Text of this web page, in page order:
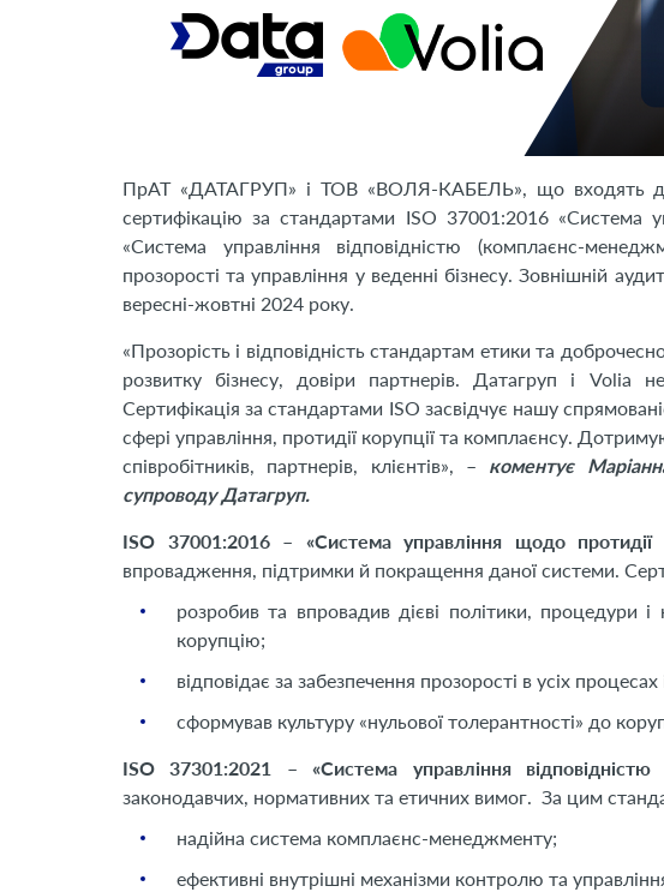
ПрАТ «ДАТАГРУП» і ТОВ «ВОЛЯ-КАБЕЛЬ», що входять
сертифікацію за стандартами ISO 37001:2016 «Система
«Система управління відповідністю (комплаєнс-
прозорості та управління у веденні бізнесу. Зовнішній
вересні-жовтні 2024 року.
«Прозорість і відповідність стандартам етики та
розвитку бізнесу, довіри партнерів. Датагруп і Volia
Сертифікація за стандартами ISO засвідчує нашу
сфері управління, протидії корупції та комплаєнсу.
співробітників, партнерів, клієнтів», – коментує
супроводу Датагруп.
ISO 37001:2016 – «Система управління щодо протидії
впровадження, підтримки й покращення даної системи.
розробив та впровадив дієві політики, процедури
корупцію;
відповідає за забезпечення прозорості в усіх
сформував культуру «нульової толерантності» до
ISO 37301:2021 – «Система управління
законодавчих, нормативних та етичних вимог. За цим
надійна система комплаєнс-менеджменту;
ефективні внутрішні механізми контролю та